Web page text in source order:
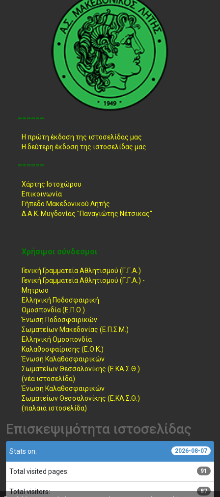
======
Η πρώτη έκδοση της ιστοσελίδας μας
Η δεύτερη έκδοση της ιστοσελίδας μας
======
Χάρτης Ιστοχώρου
Επικοινωνία
Γήπεδο Μακεδονικού Λητής
Δ.Α.Κ. Μυγδονίας "Παναγιώτης Νέτσικας"
Χρήσιμοι σύνδεσμοι
Γενική Γραμματεία Αθλητισμού (Γ.Γ.Α.)
Γενική Γραμματεία Αθλητισμού (Γ.Γ.Α.) -
Μητρωο
Ελληνική Ποδοσφαιρική
Ομοσπονδία (Ε.Π.Ο.)
Ένωση Ποδοσφαιρικών
Σωματείων Μακεδονίας (Ε.Π.Σ.Μ.)
Ελληνική Ομοσπονδία
Καλαθοσφαίρισης (Ε.Ο.Κ.)
Ένωση Καλαθοσφαιρικών
Σωματείων Θεσσαλονίκης (Ε.ΚΑ.Σ.Θ.)
(νέα ιστοσελίδα)
Ένωση Καλαθοσφαιρικών
Σωματείων Θεσσαλονίκης (Ε.ΚΑ.Σ.Θ.)
(παλαιά ιστοσελίδα)
Επισκεψιμότητα ιστοσελίδας
Stats on: 2026-08-07
Total visited pages: 91
Total visitors: 87